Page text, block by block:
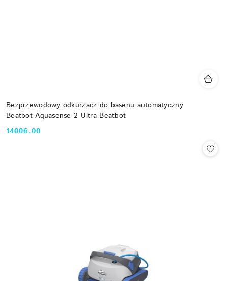
Bezprzewodowy odkurzacz do basenu automatyczny
Beatbot Aquasense 2 Ultra Beatbot
Cena:
14006.00